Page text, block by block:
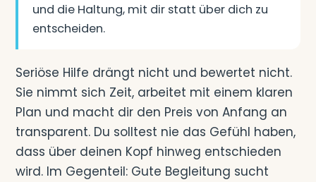
und die Haltung, mit dir statt über dich zu
entscheiden.
Seriöse Hilfe drängt nicht und bewertet nicht.
Sie nimmt sich Zeit, arbeitet mit einem klaren
Plan und macht dir den Preis von Anfang an
transparent. Du solltest nie das Gefühl haben,
dass über deinen Kopf hinweg entschieden
wird. Im Gegenteil: Gute Begleitung sucht